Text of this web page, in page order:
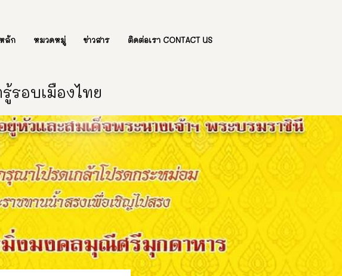
ลัก หมวดหมู่ ข่าวสาร ติดต่อเรา CONTACT US
รอบเมืองไทย